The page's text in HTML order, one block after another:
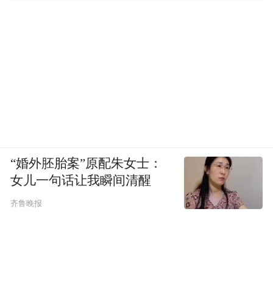
“婚外胚胎案”原配朱女士：
女儿一句话让我瞬间清醒
齐鲁晚报